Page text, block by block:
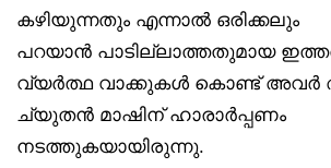
കഴിയുന്നതും എന്നാൽ ഒരിക്കലും
പറയാൻ പാടില്ലാത്തതുമായ
വ്യർത്ഥ വാക്കുകൾ കൊണ്ട് അവർ
ച്യുതൻ മാഷിന് ഹാരാർപ്പണം
നടത്തുകയായിരുന്നു.